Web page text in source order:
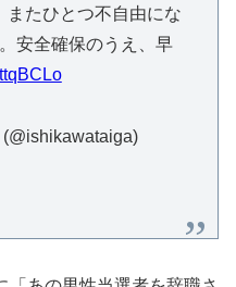
またひとつ不自由にな
安全確保のうえ、早